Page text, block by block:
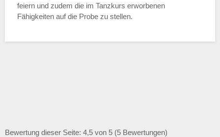
feiern und zudem die im Tanzkurs erworbenen
Fähigkeiten auf die Probe zu stellen.
Bewertung dieser Seite: 4,5 von 5 (5 Bewertungen)